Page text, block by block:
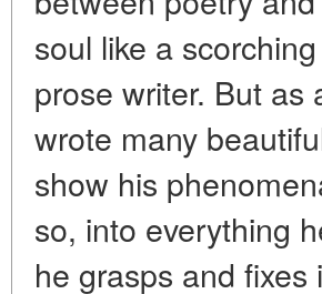
soul like a
prose writer. But as
wrote many
show his
so, into everything
he grasps and